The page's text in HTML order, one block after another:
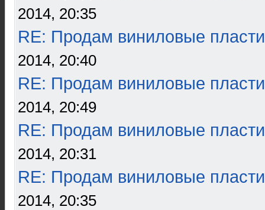
2014, 20:35
RE: Продам виниловые
2014, 20:40
RE: Продам виниловые
2014, 20:49
RE: Продам виниловые
2014, 20:31
RE: Продам виниловые
2014, 20:35